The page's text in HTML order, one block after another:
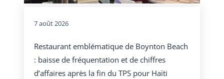
7 août 2026
Restaurant emblématique de Boynton Beach
: baisse de fréquentation et de chiffres
d’affaires après la fin du TPS pour Haïti